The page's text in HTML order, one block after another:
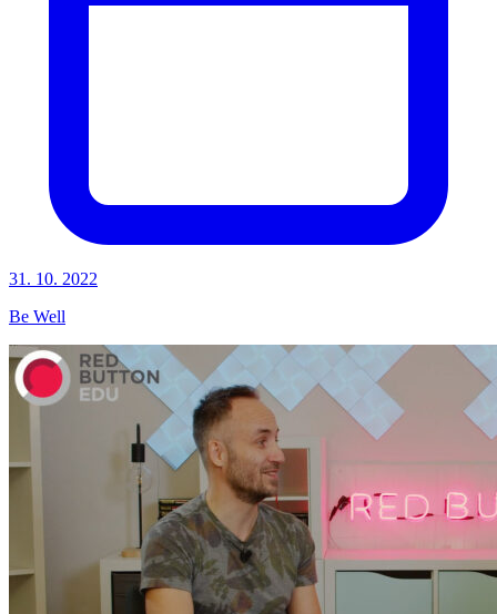
31. 10. 2022
Be Well